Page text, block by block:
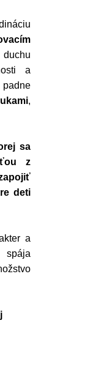
a
padne
,
sa
z
deti
a
spája